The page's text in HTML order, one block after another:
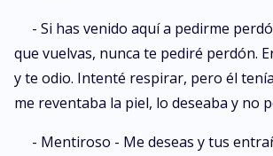
- Si has venido aquí a pedirme
que vuelvas, nunca te pediré perdón.
y te odio. Intenté respirar, pero él
me reventaba la piel, lo deseaba y no
- Mentiroso - Me deseas y tus